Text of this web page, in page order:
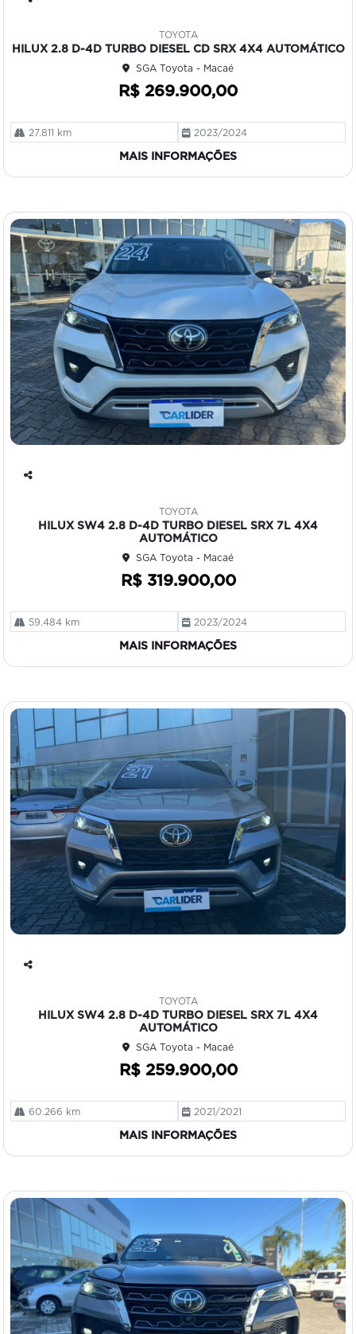
art
ilh
TOYOTA
HILUX 2.8 D-4D TURBO DIESEL CD SRX 4X4 AUTOMÁTICO
SGA Toyota - Macaé
R$ 269.900,00
27.811 km 2023/2024
MAIS INFORMAÇÕES
TOYOTA
HILUX SW4 2.8 D-4D TURBO DIESEL SRX 7L 4X4
AUTOMÁTICO
SGA Toyota - Macaé
R$ 319.900,00
59.484 km 2023/2024
MAIS INFORMAÇÕES
TOYOTA
HILUX SW4 2.8 D-4D TURBO DIESEL SRX 7L 4X4
AUTOMÁTICO
SGA Toyota - Macaé
R$ 259.900,00
60.266 km 2021/2021
MAIS INFORMAÇÕES